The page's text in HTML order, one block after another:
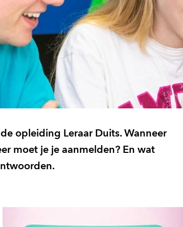
opleiding Leraar Duits. Wanneer
moet je je aanmelden? En wat